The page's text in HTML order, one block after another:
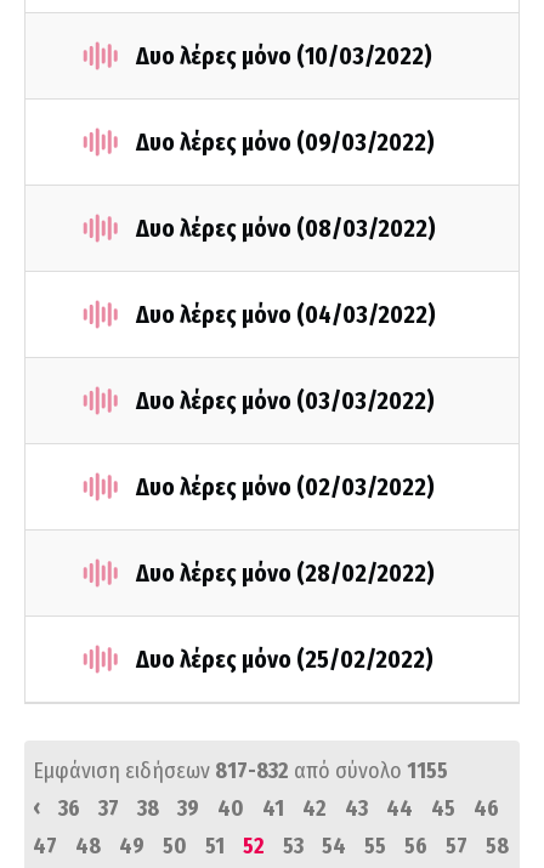
Δυο λέρες μόνο (10/03/2022)
Δυο λέρες μόνο (09/03/2022)
Δυο λέρες μόνο (08/03/2022)
Δυο λέρες μόνο (04/03/2022)
Δυο λέρες μόνο (03/03/2022)
Δυο λέρες μόνο (02/03/2022)
Δυο λέρες μόνο (28/02/2022)
Δυο λέρες μόνο (25/02/2022)
Εμφάνιση ειδήσεων 817-832 από σύνολο 1155
‹
36 37 38 39 40 41 42 43 44 45
46
47
48 49 50 51 52 53 54 55 56 57
58